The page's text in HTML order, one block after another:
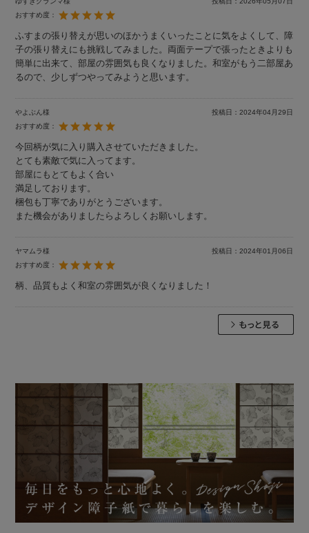
おすすめ度：
ふすまの張り替えが思いのほかうまくいったことに気をよくして、障
子の張り替えにも挑戦してみました。両面テープで張ったときよりも
簡単に出来て、部屋の雰囲気も良くなりました。和室がもう二部屋あ
るので、少しずつやってみようと思います。
やよぶん様 投稿日：2024年04月29日
おすすめ度：
今回柄が気に入り購入させていただきました。
とても素敵で気に入ってます。
部屋にもとてもよく合い
満足しております。
梱包も丁寧でありがとうございます。
また機会がありましたらよろしくお願いします。
ヤマムラ様 投稿日：2024年01月06日
おすすめ度：
柄、品質もよく和室の雰囲気が良くなりました！